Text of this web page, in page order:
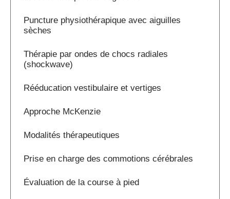
Puncture physiothérapique avec aiguilles
sèches
Thérapie par ondes de chocs radiales
(shockwave)
Rééducation vestibulaire et vertiges
Approche McKenzie
Modalités thérapeutiques
Prise en charge des commotions cérébrales
Évaluation de la course à pied